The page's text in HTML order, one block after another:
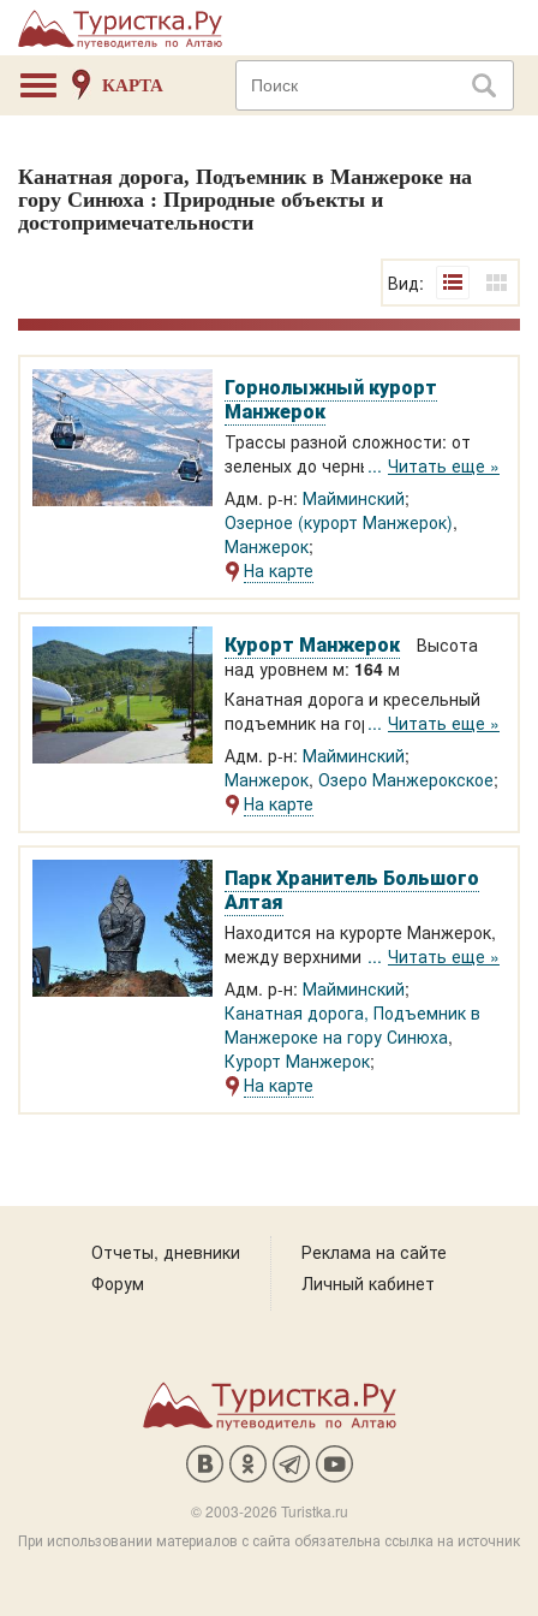
КАРТА
Канатная дорога, Подъемник в Манжероке на
гору Синюха : Природные объекты и
достопримечательности
Вид:
Горнолыжный курорт
Манжерок
Трассы разной сложности: от
зеленых до черных. Гондольный и
кресельные подъемники,
траволатор. Экскурсионный
подъем на высоту 1020 м
Читать еще »
Адм. р-н: Майминский
Озерное (курорт Манжерок),
Манжерок
На карте
Курорт Манжерок
Высота
над уровнем м: 164 м
Канатная дорога и кресельный
подъемник на гору Синюха,
концерты, байк-парк,
развлечения, горнолыжка в
Горном Алтае
Читать еще »
Адм. р-н: Майминский
Манжерок, Озеро Манжерокское
На карте
Парк Хранитель Большого
Алтая
Находится на курорте Манжерок,
между верхними станциями
гондольного и кресельного
подъемников. На экотропах
парка, можно увидеть шесть
скульптурных композиций: Кезер
Таш, Лук, Щит, Шлем, Меч,
Топшур
Читать еще »
Адм. р-н: Майминский
Канатная дорога, Подъемник в
Манжероке на гору Синюха,
Курорт Манжерок
На карте
Отчеты, дневники
Форум
Реклама на сайте
Личный кабинет
© 2003-2026 Turistka.ru
При использовании материалов с сайта обязательна ссылка на источник